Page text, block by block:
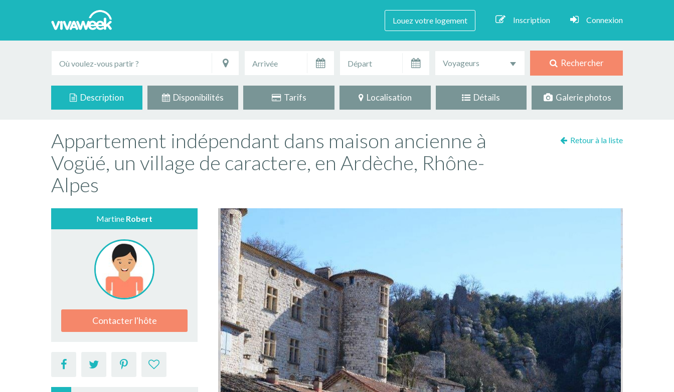
Louez votre logement Inscription Connexion
Voyageurs Rechercher
Description Disponibilités Tarifs Localisation Détails Galerie photos
Appartement indépendant dans maison ancienne à
Vogüé, un village de caractere, en Ardèche, Rhône-
Alpes
Retour à la liste
Martine Robert
Contacter l'hôte